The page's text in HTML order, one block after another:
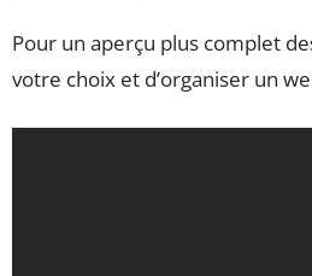
Pour un aperçu plus complet
votre choix et d’organiser un